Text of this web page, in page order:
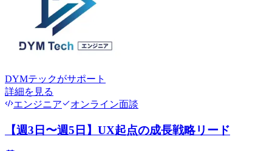
DYMテックがサポート
詳細を見る
エンジニア
オンライン面談
【週3日〜週5日】UX起点の成長戦略リード